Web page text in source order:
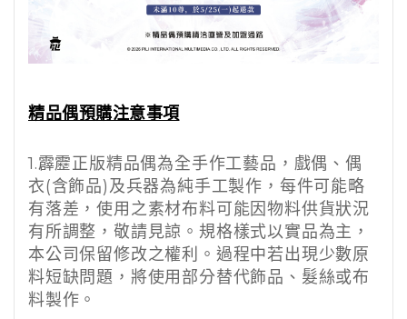
精品偶預購注意事項
1.霹靂正版精品偶為全手作工藝品，戲偶、偶
衣(含飾品)及兵器為純手工製作，每件可能略
有落差，使用之素材布料可能因物料供貨狀況
有所調整，敬請見諒。規格樣式以實品為主，
本公司保留修改之權利。過程中若出現少數原
料短缺問題，將使用部分替代飾品、髮絲或布
料製作。